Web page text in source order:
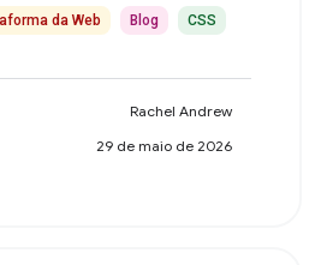
da Web Blog CSS
Rachel Andrew
29 de maio de 2026